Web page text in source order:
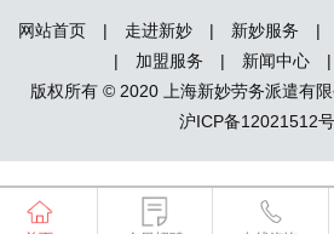
网站首页 | 走进新妙 | 新妙服务 |
|
加盟服务 | 新闻中心 |
版权所有 © 2020 上海新妙劳务派遣有
沪ICP备12021512